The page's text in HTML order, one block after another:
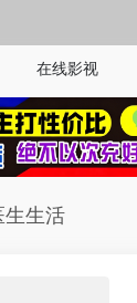
在线影视
生生活